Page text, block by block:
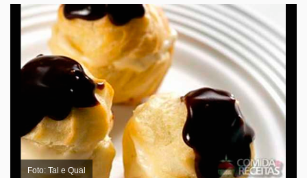
Foto: Tal e Qual